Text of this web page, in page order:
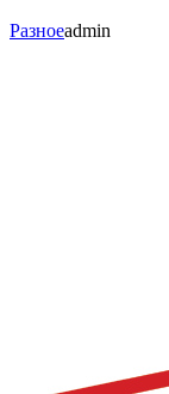
Разноеadmin